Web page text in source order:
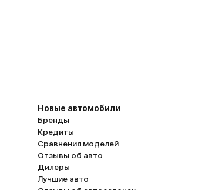
Новые автомобили
Бренды
Кредиты
Сравнения моделей
Отзывы об авто
Дилеры
Лучшие авто